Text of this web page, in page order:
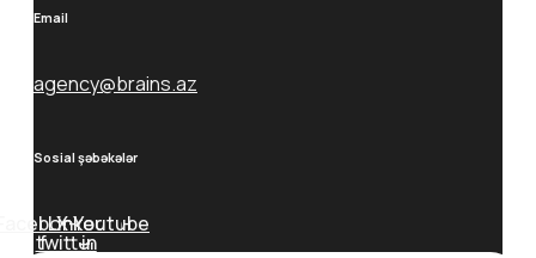
Email
agency@brains.az
Sosial şəbəkələr
f
X-
twitter
Linkedin-
in
Youtube